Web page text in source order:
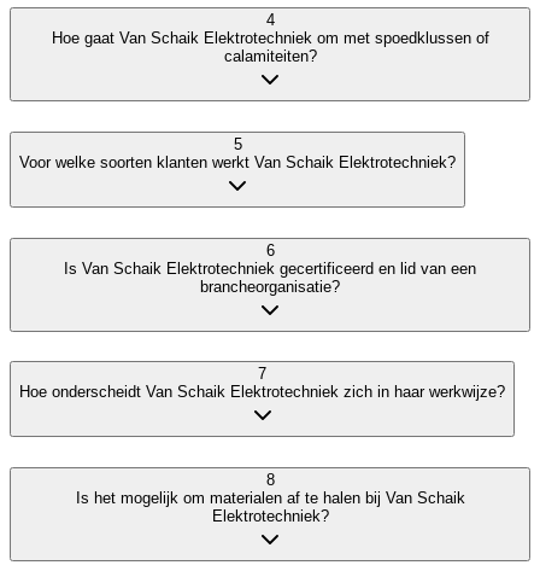
4
Hoe gaat Van Schaik Elektrotechniek om met spoedklussen of
calamiteiten?
5
Voor welke soorten klanten werkt Van Schaik Elektrotechniek?
6
Is Van Schaik Elektrotechniek gecertificeerd en lid van een
brancheorganisatie?
7
Hoe onderscheidt Van Schaik Elektrotechniek zich in haar werkwijze?
8
Is het mogelijk om materialen af te halen bij Van Schaik
Elektrotechniek?